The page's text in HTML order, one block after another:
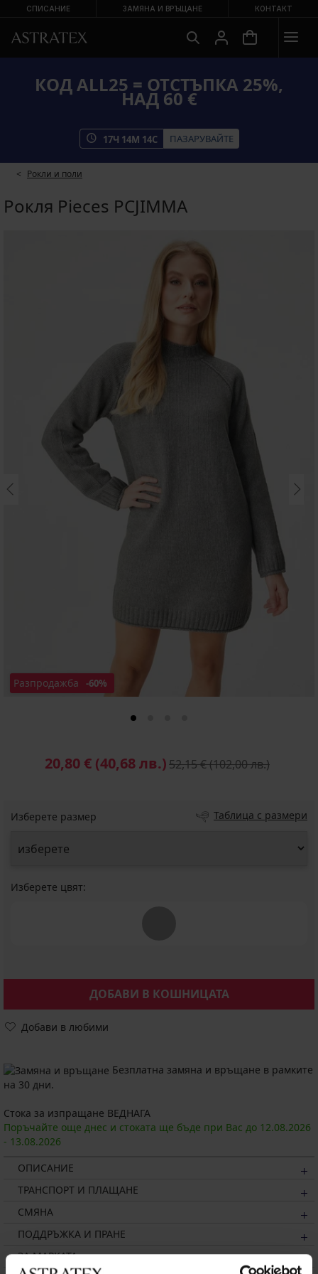
СПИСАНИЕ ЗАМЯНА И ВРЪЩАНЕ КОНТАКТ
КОД ALL25 = ОТСТЪПКА 25%,
НАД 60 €
17Ч 14М 13С ПАЗАРУВАЙТЕ
Рокли и поли
Рокля Pieces PCJIMMA
Разпродажба -60%
20,80 € (40,68 лв.)52,15 €(102,00 лв.)
Изберете размер Таблица с размери
Изберете цвят:
ДОБАВИ В КОШНИЦАТА
Добави в любими
Безплатна замяна и връщане в рамките
на 30 дни.
Стока за изпращане ВЕДНАГА
Поръчайте още днес и стоката ще бъде при Вас до 12.08.2026
- 13.08.2026
ОПИСАНИЕ
ТРАНСПОРТ И ПЛАЩАНЕ
СМЯНА
ПОДДРЪЖКА И ПРАНЕ
ЗА МАРКАТА